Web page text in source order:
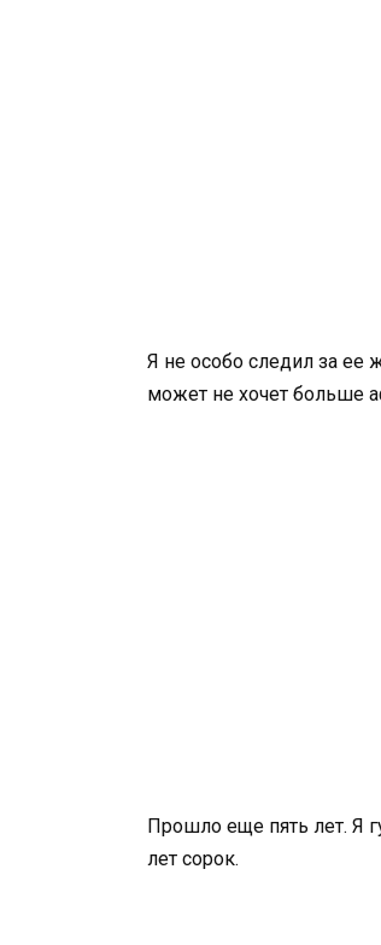
Я не особо следил за ее
может не хочет больше
Прошло еще пять лет. Я
лет сорок.